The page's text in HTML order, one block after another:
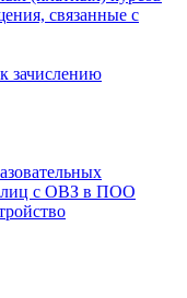
связанные с
зачислению
лиц с ОВЗ в ПОО